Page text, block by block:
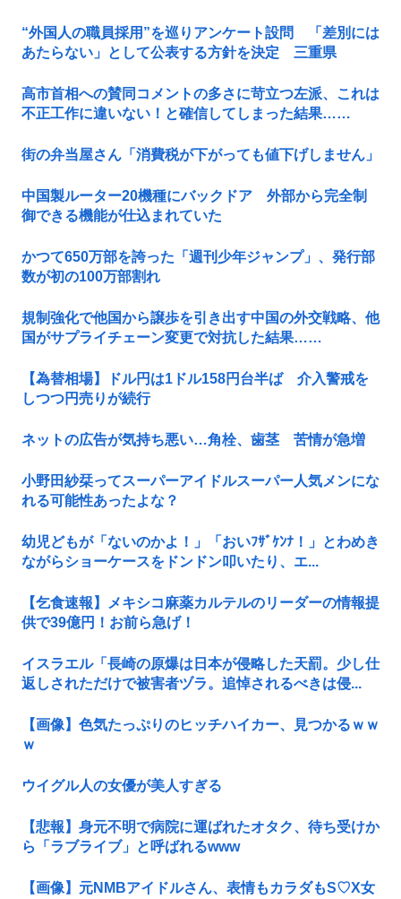
“外国人の職員採用”を巡りアンケート設問 「差別には
あたらない」として公表する方針を決定 三重県
高市首相への賛同コメントの多さに苛立つ左派、これは
不正工作に違いない！と確信してしまった結果……
街の弁当屋さん「消費税が下がっても値下げしません」
中国製ルーター20機種にバックドア 外部から完全制
御できる機能が仕込まれていた
かつて650万部を誇った「週刊少年ジャンプ」、発行部
数が初の100万部割れ
規制強化で他国から譲歩を引き出す中国の外交戦略、他
国がサプライチェーン変更で対抗した結果……
【為替相場】ドル円は1ドル158円台半ば 介入警戒を
しつつ円売りが続行
ネットの広告が気持ち悪い…角栓、歯茎 苦情が急増
小野田紗栞ってスーパーアイドルスーパー人気メンにな
れる可能性あったよな？
幼児どもが「ないのかよ！」「おいﾌｻﾞｹﾝﾅ！」とわめき
ながらショーケースをドンドン叩いたり、エ...
【乞食速報】メキシコ麻薬カルテルのリーダーの情報提
供で39億円！お前ら急げ！
イスラエル「長崎の原爆は日本が侵略した天罰。少し仕
返しされただけで被害者ヅラ。追悼されるべきは侵...
【画像】色気たっぷりのヒッチハイカー、見つかるｗｗ
ｗ
ウイグル人の女優が美人すぎる
【悲報】身元不明で病院に運ばれたオタク、待ち受けか
ら「ラブライブ」と呼ばれるwww
【画像】元NMBアイドルさん、表情もカラダもS♡X女